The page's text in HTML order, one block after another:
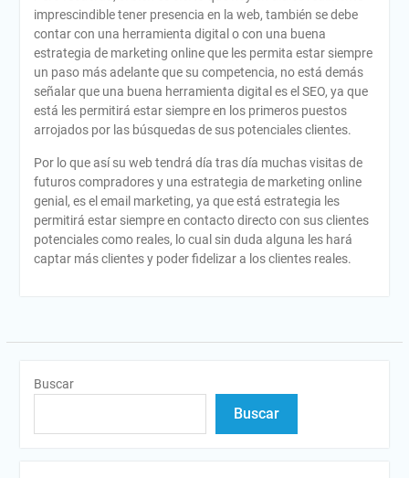
imprescindible tener presencia en la web, también se debe
contar con una herramienta digital o con una buena
estrategia de marketing online que les permita estar siempre
un paso más adelante que su competencia, no está demás
señalar que una buena herramienta digital es el SEO, ya que
está les permitirá estar siempre en los primeros puestos
arrojados por las búsquedas de sus potenciales clientes.
Por lo que así su web tendrá día tras día muchas visitas de
futuros compradores y una estrategia de marketing online
genial, es el email marketing, ya que está estrategia les
permitirá estar siempre en contacto directo con sus clientes
potenciales como reales, lo cual sin duda alguna les hará
captar más clientes y poder fidelizar a los clientes reales.
Buscar
Buscar